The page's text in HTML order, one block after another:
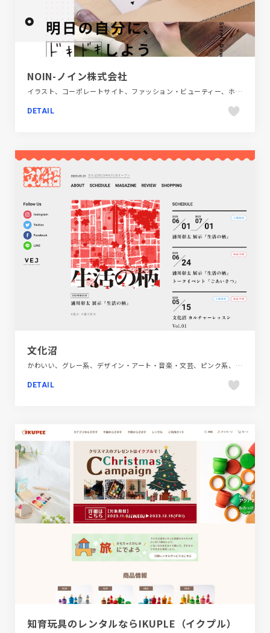
NOIN-ノイン株式会社
イラスト、コーポレートサイト、ファッション・ビューティー、ホワイト系、ポップ、動画が流れる、大きめ写真
DETAIL
文化沼
かわいい、グレー系、デザイン・アート・音楽・文芸、ピンク系、ポップ、地域・団体・活動、施設・店舗サイト
DETAIL
知育玩具のレンタルならIKUPLE（イクプル）